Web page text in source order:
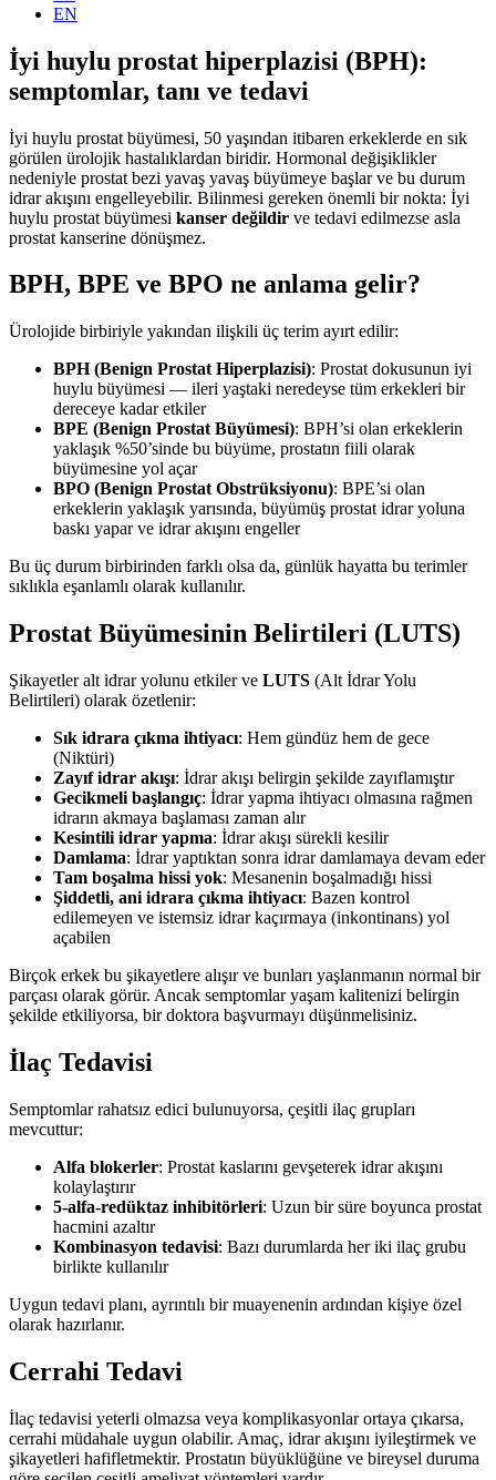
EN
İyi huylu prostat hiperplazisi (BPH):
semptomlar, tanı ve tedavi
İyi huylu prostat büyümesi, 50 yaşından itibaren erkeklerde en sık
görülen ürolojik hastalıklardan biridir. Hormonal değişiklikler
nedeniyle prostat bezi yavaş yavaş büyümeye başlar ve bu durum
idrar akışını engelleyebilir. Bilinmesi gereken önemli bir nokta: İyi
huylu prostat büyümesi kanser değildir ve tedavi edilmezse asla
prostat kanserine dönüşmez.
BPH, BPE ve BPO ne anlama gelir?
Ürolojide birbiriyle yakından ilişkili üç terim ayırt edilir:
BPH (Benign Prostat Hiperplazisi): Prostat dokusunun iyi
huylu büyümesi — ileri yaştaki neredeyse tüm erkekleri bir
dereceye kadar etkiler
BPE (Benign Prostat Büyümesi): BPH’si olan erkeklerin
yaklaşık %50’sinde bu büyüme, prostatın fiili olarak
büyümesine yol açar
BPO (Benign Prostat Obstrüksiyonu): BPE’si olan
erkeklerin yaklaşık yarısında, büyümüş prostat idrar yoluna
baskı yapar ve idrar akışını engeller
Bu üç durum birbirinden farklı olsa da, günlük hayatta bu terimler
sıklıkla eşanlamlı olarak kullanılır.
Prostat Büyümesinin Belirtileri (LUTS)
Şikayetler alt idrar yolunu etkiler ve LUTS (Alt İdrar Yolu
Belirtileri) olarak özetlenir:
Sık idrara çıkma ihtiyacı: Hem gündüz hem de gece
(Niktüri)
Zayıf idrar akışı: İdrar akışı belirgin şekilde zayıflamıştır
Gecikmeli başlangıç: İdrar yapma ihtiyacı olmasına rağmen
idrarın akmaya başlaması zaman alır
Kesintili idrar yapma: İdrar akışı sürekli kesilir
Damlama: İdrar yaptıktan sonra idrar damlamaya devam eder
Tam boşalma hissi yok: Mesanenin boşalmadığı hissi
Şiddetli, ani idrara çıkma ihtiyacı: Bazen kontrol
edilemeyen ve istemsiz idrar kaçırmaya (inkontinans) yol
açabilen
Birçok erkek bu şikayetlere alışır ve bunları yaşlanmanın normal bir
parçası olarak görür. Ancak semptomlar yaşam kalitenizi belirgin
şekilde etkiliyorsa, bir doktora başvurmayı düşünmelisiniz.
İlaç Tedavisi
Semptomlar rahatsız edici bulunuyorsa, çeşitli ilaç grupları
mevcuttur:
Alfa blokerler: Prostat kaslarını gevşeterek idrar akışını
kolaylaştırır
5-alfa-redüktaz inhibitörleri: Uzun bir süre boyunca prostat
hacmini azaltır
Kombinasyon tedavisi: Bazı durumlarda her iki ilaç grubu
birlikte kullanılır
Uygun tedavi planı, ayrıntılı bir muayenenin ardından kişiye özel
olarak hazırlanır.
Cerrahi Tedavi
İlaç tedavisi yeterli olmazsa veya komplikasyonlar ortaya çıkarsa,
cerrahi müdahale uygun olabilir. Amaç, idrar akışını iyileştirmek ve
şikayetleri hafifletmektir. Prostatın büyüklüğüne ve bireysel duruma